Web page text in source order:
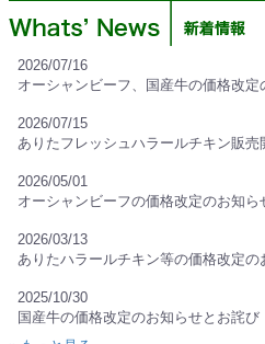
2026/07/16
オーシャンビーフ、国産牛の価格改定
2026/07/15
ありたフレッシュハラールチキン販売
2026/05/01
オーシャンビーフの価格改定のお知ら
2026/03/13
ありたハラールチキン等の価格改定の
2025/10/30
国産牛の価格改定のお知らせとお詫び